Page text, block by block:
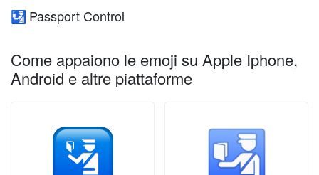
🛂 Passport Control
Come appaiono le emoji su Apple Iphone,
Android e altre piattaforme